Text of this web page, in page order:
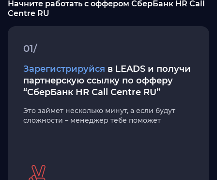
Начните работать с оффером СберБанк HR Call
Centre RU
01/
Зарегистрируйся в LEADS и получи
партнерскую ссылку по офферу
“СберБанк HR Call Centre RU”
Это займет несколько минут, а если будут
сложности – менеджер тебе поможет